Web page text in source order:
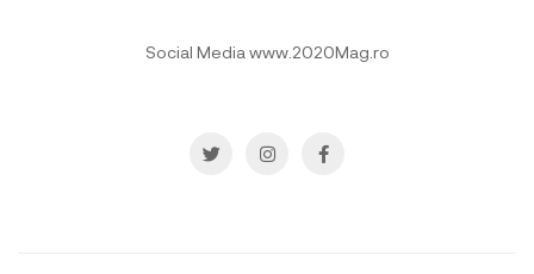
Social Media www.2020Mag.ro